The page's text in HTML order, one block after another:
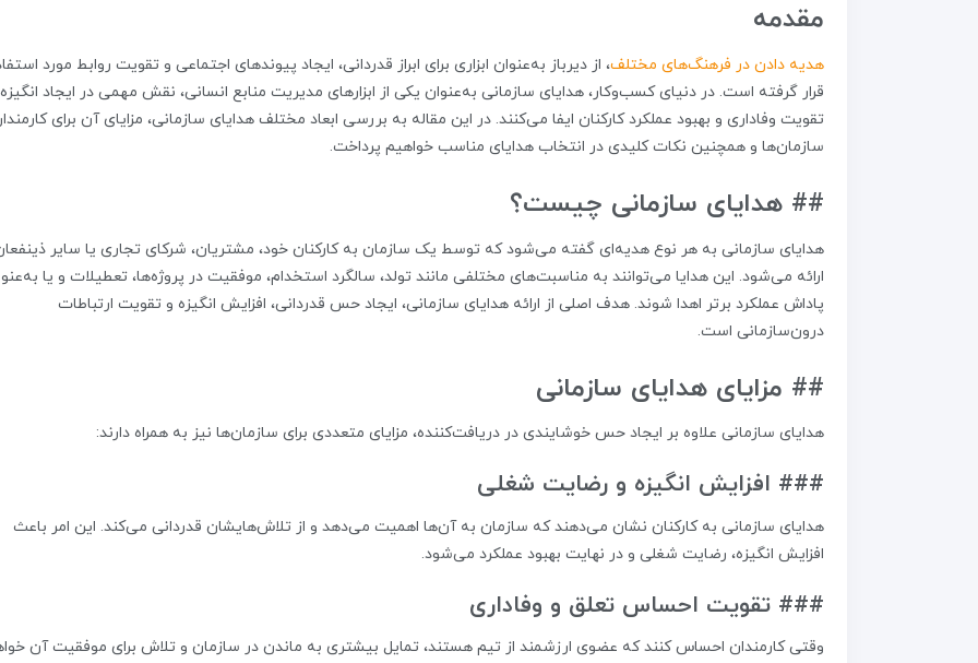
مقدمه
هدیه دادن در فرهنگ‌های مختلف، از دیرباز به‌عنوان ابزاری برای ابراز قدردانی، ایجاد پیوندهای اجتماعی و تقویت روابط مورد
قرار گرفته است. در دنیای کسب‌وکار، هدایای سازمانی به‌عنوان یکی از ابزارهای مدیریت منابع انسانی، نقش مهمی در ایجاد
تقویت وفاداری و بهبود عملکرد کارکنان ایفا می‌کنند. در این مقاله به بررسی ابعاد مختلف هدایای سازمانی، مزایای آن برای
سازمان‌ها و همچنین نکات کلیدی در انتخاب هدایای مناسب خواهیم پرداخت.
## هدایای سازمانی چیست؟
هدایای سازمانی به هر نوع هدیه‌ای گفته می‌شود که توسط یک سازمان به کارکنان خود، مشتریان، شرکای تجاری یا سایر
ارائه می‌شود. این هدایا می‌توانند به مناسبت‌های مختلفی مانند تولد، سالگرد استخدام، موفقیت در پروژه‌ها، تعطیلات و یا
پاداش عملکرد برتر اهدا شوند. هدف اصلی از ارائه هدایای سازمانی، ایجاد حس قدردانی، افزایش انگیزه و تقویت ارتباطات
درون‌سازمانی است.
## مزایای هدایای سازمانی
هدایای سازمانی علاوه بر ایجاد حس خوشایندی در دریافت‌کننده، مزایای متعددی برای سازمان‌ها نیز به همراه دارند:
### افزایش انگیزه و رضایت شغلی
هدایای سازمانی به کارکنان نشان می‌دهند که سازمان به آن‌ها اهمیت می‌دهد و از تلاش‌هایشان قدردانی می‌کند. این امر باعث
افزایش انگیزه، رضایت شغلی و در نهایت بهبود عملکرد می‌شود.
### تقویت احساس تعلق و وفاداری
وقتی کارمندان احساس کنند که عضوی ارزشمند از تیم هستند، تمایل بیشتری به ماندن در سازمان و تلاش برای موفقیت آن